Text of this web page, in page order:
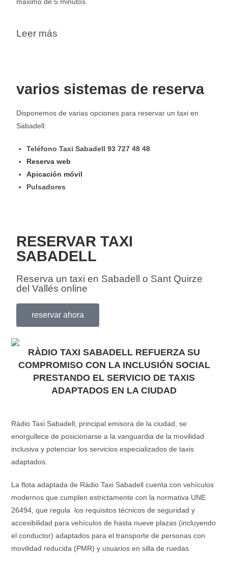
Leer más
varios sistemas de reserva
Disponemos de varias opciones para reservar un taxi en
Sabadell:
Teléfono Taxi Sabadell 93 727 48 48
Reserva web
Apicación móvil
Pulsadores
RESERVAR TAXI
SABADELL
Reserva un taxi en Sabadell o Sant Quirze
del Vallés online
reservar ahora
RÀDIO TAXI SABADELL REFUERZA SU
COMPROMISO CON LA INCLUSIÓN SOCIAL
PRESTANDO EL SERVICIO DE TAXIS
ADAPTADOS EN LA CIUDAD
Ràdio Taxi Sabadell, principal emisora de la ciudad, se
enorgullece de posicionarse a la vanguardia de la movilidad
inclusiva y potenciar los servicios especializados de taxis
adaptados.
La flota adaptada de Ràdio Taxi Sabadell cuenta con vehículos
modernos que cumplen estrictamente con la normativa UNE
26494, que regula los requisitos técnicos de seguridad y
accesibilidad para vehículos de hasta nueve plazas (incluyendo
el conductor) adaptados para el transporte de personas con
movilidad reducida (PMR) y usuarios en silla de ruedas.